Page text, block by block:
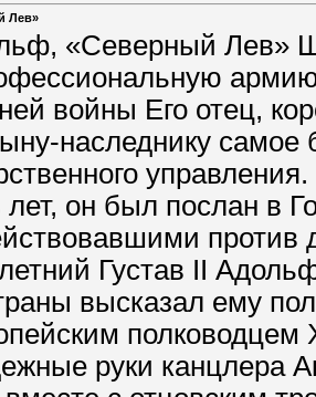
Лев»
«Северный Лев»
войны Его отец,
наследнику самое
лет, он был послан в
против
Густав II
высказал ему
полководцем
руки канцлера